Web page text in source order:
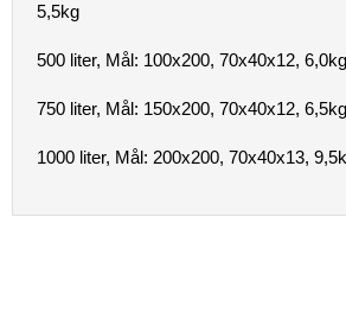
5,5kg
500 liter, Mål: 100x200, 70x40x12, 6,0kg
750 liter, Mål: 150x200, 70x40x12, 6,5kg
1000 liter, Mål: 200x200, 70x40x13,